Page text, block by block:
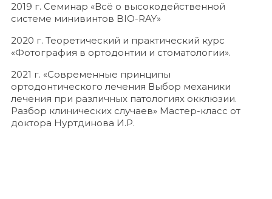
2019 г. Семинар «Всё о высокодейственной
системе минивинтов BIO-RAY»
2020 г. Теоретический и практический курс
«Фотография в ортодонтии и стоматологии».
2021 г. «Современные принципы
ортодонтического лечения Выбор механики
лечения при различных патологиях окклюзии.
Разбор клинических случаев» Мастер-класс от
доктора Нуртдинова И.Р.